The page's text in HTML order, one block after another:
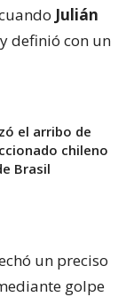
Julián
definió con un
el arribo de
chileno
Brasil
un preciso
golpe